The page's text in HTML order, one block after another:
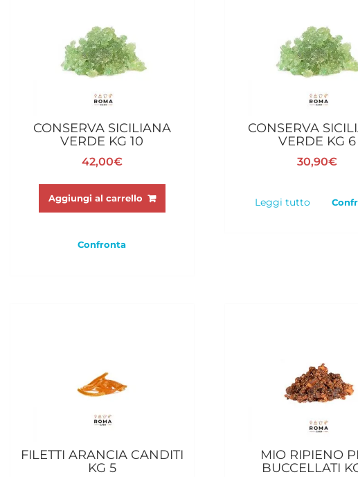
CONSERVA SICILIANA
VERDE KG 10
42,00€
Aggiungi al carrello
Confronta
CONSERVA
VERDE KG 6
30,90€
Leggi tutto
FILETTI ARANCIA CANDITI
KG 5
MIO RIPIENO
BUCCELLATI